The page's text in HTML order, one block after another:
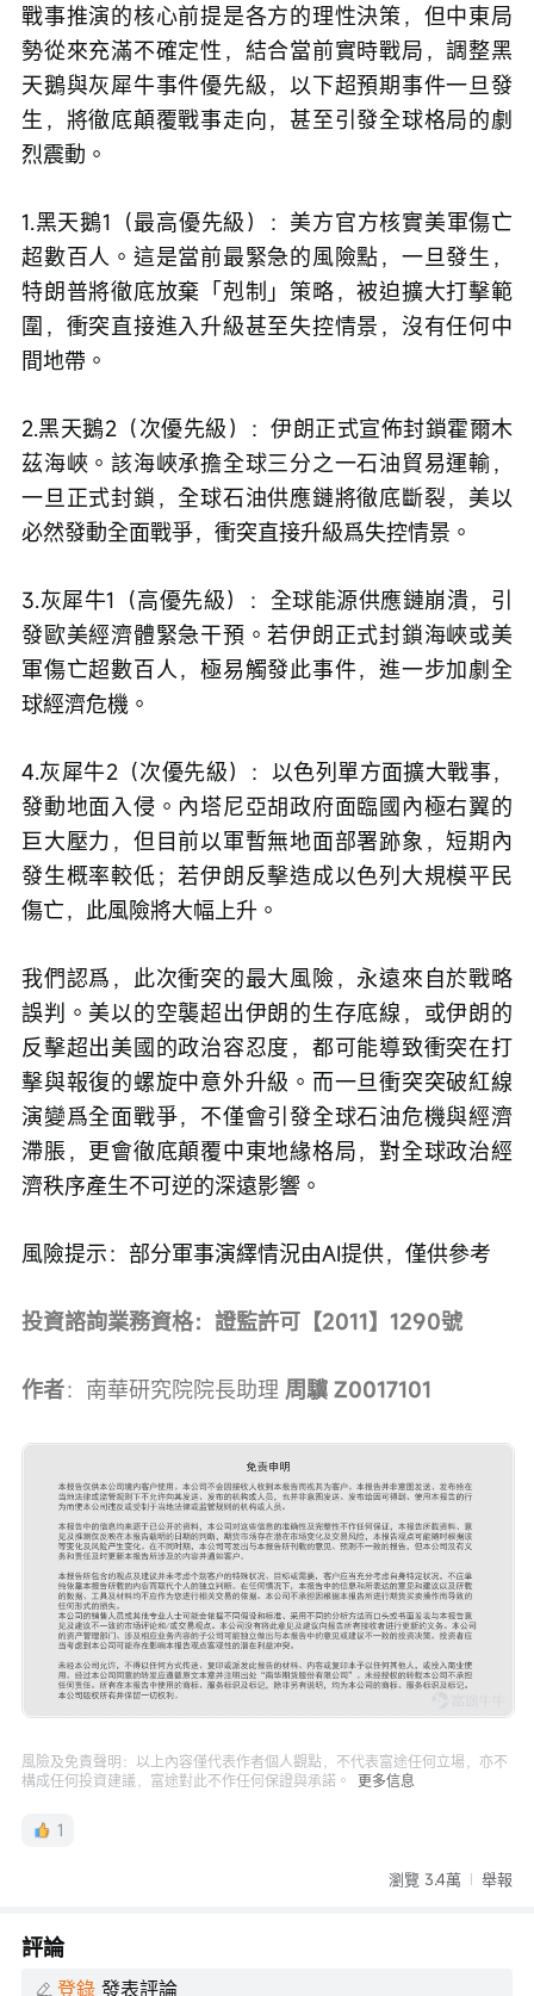
戰事推演的核心前提是各方的理性決策，但中東局
勢從來充滿不確定性，結合當前實時戰局，調整黑
天鵝與灰犀牛事件優先級，以下超預期事件一旦發
生，將徹底顛覆戰事走向，甚至引發全球格局的劇
烈震動。
1.黑天鵝1（最高優先級）：美方官方核實美軍傷亡
超數百人。這是當前最緊急的風險點，一旦發生，
特朗普將徹底放棄「剋制」策略，被迫擴大打擊範
圍，衝突直接進入升級甚至失控情景，沒有任何中
間地帶。
2.黑天鵝2（次優先級）：伊朗正式宣佈封鎖霍爾木
茲海峽。該海峽承擔全球三分之一石油貿易運輸，
一旦正式封鎖，全球石油供應鏈將徹底斷裂，美以
必然發動全面戰爭，衝突直接升級爲失控情景。
3.灰犀牛1（高優先級）：全球能源供應鏈崩潰，引
發歐美經濟體緊急干預。若伊朗正式封鎖海峽或美
軍傷亡超數百人，極易觸發此事件，進一步加劇全
球經濟危機。
4.灰犀牛2（次優先級）：以色列單方面擴大戰事，
發動地面入侵。內塔尼亞胡政府面臨國內極右翼的
巨大壓力，但目前以軍暫無地面部署跡象，短期內
發生概率較低；若伊朗反擊造成以色列大規模平民
傷亡，此風險將大幅上升。
我們認爲，此次衝突的最大風險，永遠來自於戰略
誤判。美以的空襲超出伊朗的生存底線，或伊朗的
反擊超出美國的政治容忍度，都可能導致衝突在打
擊與報復的螺旋中意外升級。而一旦衝突突破紅線
演變爲全面戰爭，不僅會引發全球石油危機與經濟
滯脹，更會徹底顛覆中東地緣格局，對全球政治經
濟秩序產生不可逆的深遠影響。
風險提示：部分軍事演繹情況由AI提供，僅供參考
投資諮詢業務資格：證監許可【2011】1290號
作者：南華研究院院長助理 周驥 Z0017101
風險及免責聲明：以上內容僅代表作者個人觀點，不代表富途任何立場，亦不
構成任何投資建議，富途對此不作任何保證與承諾。
更多信息
1
瀏覽 3.4萬 舉報
評論
登錄 發表評論